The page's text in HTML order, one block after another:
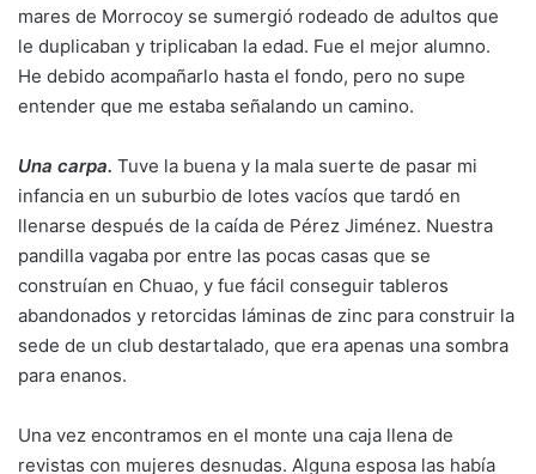
mares de Morrocoy se sumergió rodeado de adultos que
le duplicaban y triplicaban la edad. Fue el mejor alumno.
He debido acompañarlo hasta el fondo, pero no supe
entender que me estaba señalando un camino.
Una carpa. Tuve la buena y la mala suerte de pasar mi
infancia en un suburbio de lotes vacíos que tardó en
llenarse después de la caída de Pérez Jiménez. Nuestra
pandilla vagaba por entre las pocas casas que se
construían en Chuao, y fue fácil conseguir tableros
abandonados y retorcidas láminas de zinc para construir la
sede de un club destartalado, que era apenas una sombra
para enanos.
Una vez encontramos en el monte una caja llena de
revistas con mujeres desnudas. Alguna esposa las había